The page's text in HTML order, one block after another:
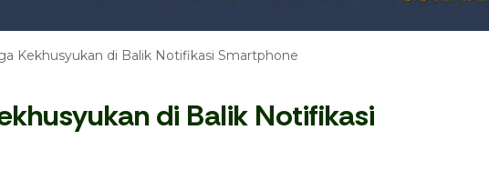
Kekhusyukan di Balik Notifikasi Smartphone
di Balik Notifikasi